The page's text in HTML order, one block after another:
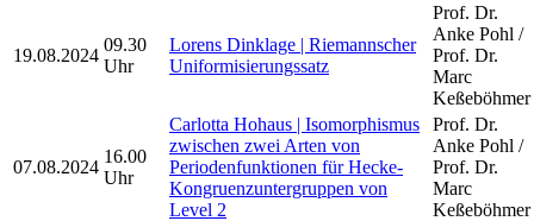
19.08.2024
09.30
Uhr
Lorens Dinklage | Riemannscher
Uniformisierungssatz
Prof. Dr.
Anke Pohl /
Prof. Dr.
Marc
Keßeböhmer
07.08.2024
16.00
Uhr
Carlotta Hohaus | Isomorphismus
zwischen zwei Arten von
Periodenfunktionen für Hecke-
Kongruenzuntergruppen von
Level 2
Prof. Dr.
Anke Pohl /
Prof. Dr.
Marc
Keßeböhmer